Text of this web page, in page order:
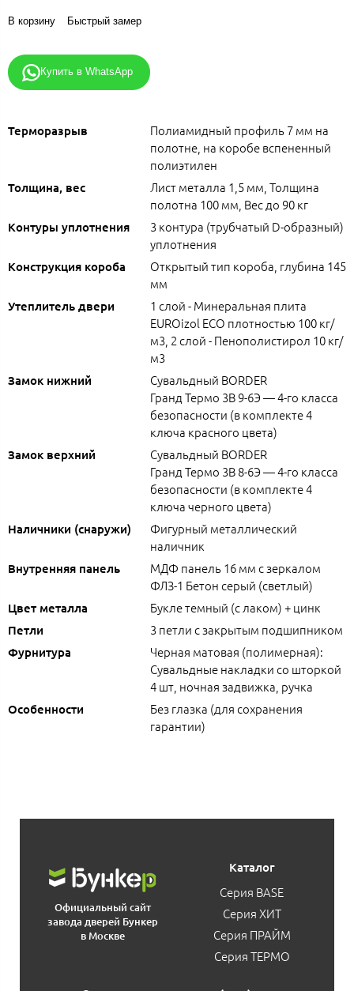
В корзину Быстрый замер
Купить в WhatsApp
Терморазрыв
Полиамидный профиль 7 мм на
полотне, на коробе вспененный
полиэтилен
Толщина, вес
Лист металла 1,5 мм, Толщина
полотна 100 мм, Вес до 90 кг
Контуры уплотнения
3 контура (трубчатый D-образный)
уплотнения
Конструкция короба
Открытый тип короба, глубина 145
мм
Утеплитель двери
1 слой - Минеральная плита
EUROizol ECO плотностью 100 кг/
м3, 2 слой - Пенополистирол 10 кг/
м3
Замок нижний
Сувальдный BORDER
Гранд Термо 3В 9-6Э — 4-го класса
безопасности (в комплекте 4
ключа красного цвета)
Замок верхний
Сувальдный BORDER
Гранд Термо 3В 8-6Э — 4-го класса
безопасности (в комплекте 4
ключа черного цвета)
Наличники (снаружи)
Фигурный металлический
наличник
Внутренняя панель
МДФ панель 16 мм с зеркалом
ФЛЗ-1 Бетон серый (светлый)
Цвет металла Букле темный (с лаком) + цинк
Петли 3 петли с закрытым подшипником
Фурнитура
Черная матовая (полимерная):
Сувальдные накладки со шторкой
4 шт, ночная задвижка, ручка
Особенности
Без глазка (для сохранения
гарантии)
Официальный сайт
завода дверей Бункер
в Москве
Каталог
Серия BASE
Серия ХИТ
Серия ПРАЙМ
Серия ТЕРМО